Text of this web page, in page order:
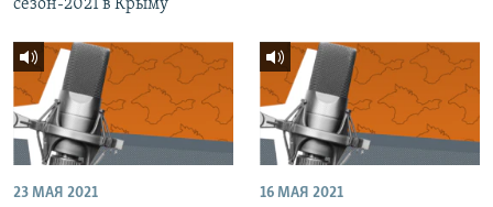
сезон-2021 в Крыму
23 МАЯ 2021 16 МАЯ 2021